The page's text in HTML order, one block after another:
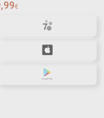
€